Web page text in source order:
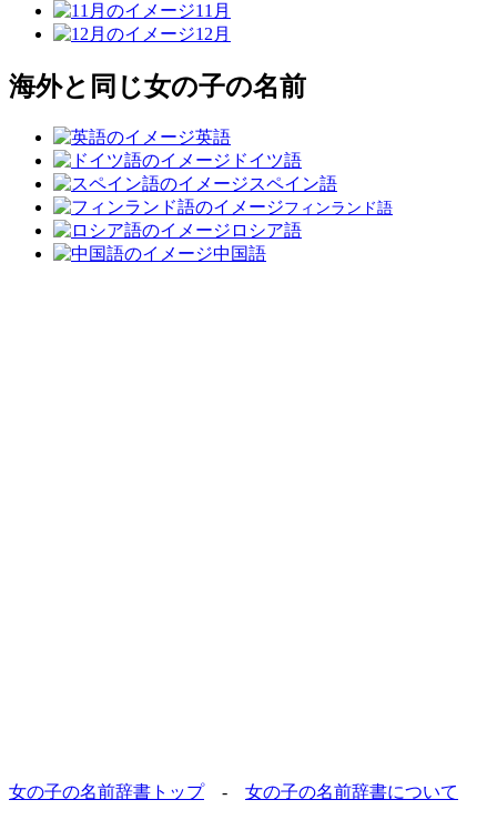
11月
12月
海外と同じ女の子の名前
英語
ドイツ語
スペイン語
フィンランド語
ロシア語
中国語
女の子の名前辞書トップ- 女の子の名前辞書について